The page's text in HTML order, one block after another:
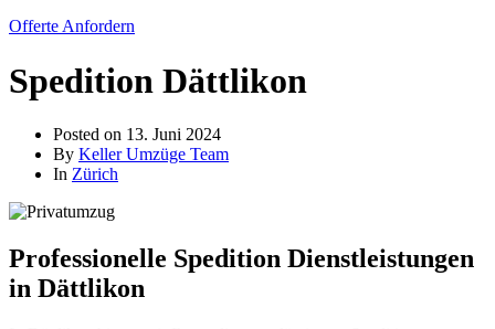
Offerte Anfordern
Spedition Dättlikon
Posted on 13. Juni 2024
By Keller Umzüge Team
In Zürich
Professionelle Spedition Dienstleistungen
in Dättlikon